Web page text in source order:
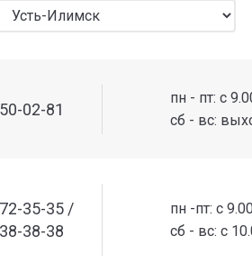
02-81
пн - пт: с
сб - вс:
35-35 /
38-38
пн -пт: с
сб - вс: с